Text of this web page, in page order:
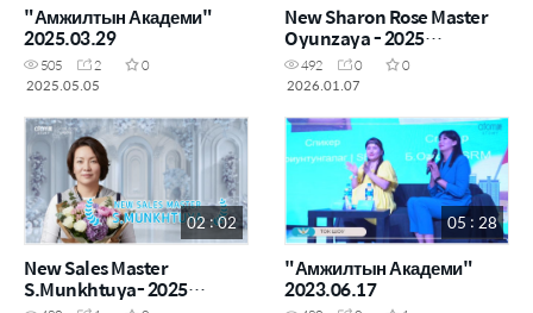
"Амжилтын Академи"
2025.03.29
505 2
0
2025.05.05
New Sharon Rose Master
Oyunzaya - 2025
December
492 0
0
2026.01.07
02 : 02
New Sales Master
S.Munkhtuya- 2025
05 : 28
"Амжилтын Академи"
2023.06.17